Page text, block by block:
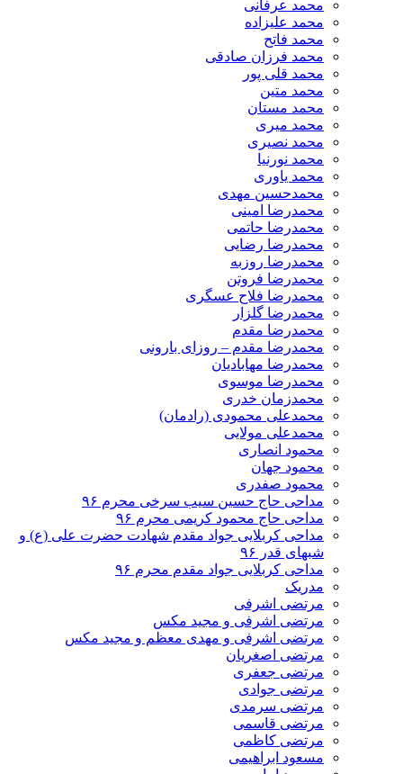
محمد عرفانی
محمد علیزاده
محمد فاتح
محمد فرزان صادقی
محمد قلی پور
محمد متین
محمد مستان
محمد میری
محمد نصیری
محمد نورنیا
محمد یاوری
محمدحسین مهدی
محمدرضا امینی
محمدرضا حاتمی
محمدرضا رضایی
محمدرضا روزبه
محمدرضا فروتن
محمدرضا فلاح عسگری
محمدرضا گلزار
محمدرضا مقدم
محمدرضا مقدم – روزای بارونی
محمدرضا مهابادیان
محمدرضا موسوی
محمدزمان خدری
محمدعلی محمودی (رادمان)
محمدعلی مولایی
محمود انصاری
محمود جهان
محمود صفدری
مداحی حاج حسین سیب سرخی محرم ۹۶
مداحی حاج محمود کریمی محرم ۹۶
مداحی کربلایی جواد مقدم شهادت حضرت علی (ع) و
شبهای قدر ۹۶
مداحی کربلایی جواد مقدم محرم ۹۶
مدریک
مرتضی اشرفی
مرتضی اشرفی و مجید مکس
مرتضی اشرفی و مهدی معظم و مجید مکس
مرتضی اصغریان
مرتضی جعفری
مرتضی جوادی
مرتضی سرمدی
مرتضی قاسمی
مرتضی کاظمی
مسعود ابراهیمی